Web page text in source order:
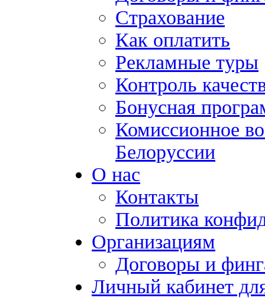
Страхование
Как оплатить
Рекламные туры
Контроль
Бонусная
Комиссионное
Белоруссии
О нас
Контакты
Политика
Организациям
Договоры и
Личный кабинет